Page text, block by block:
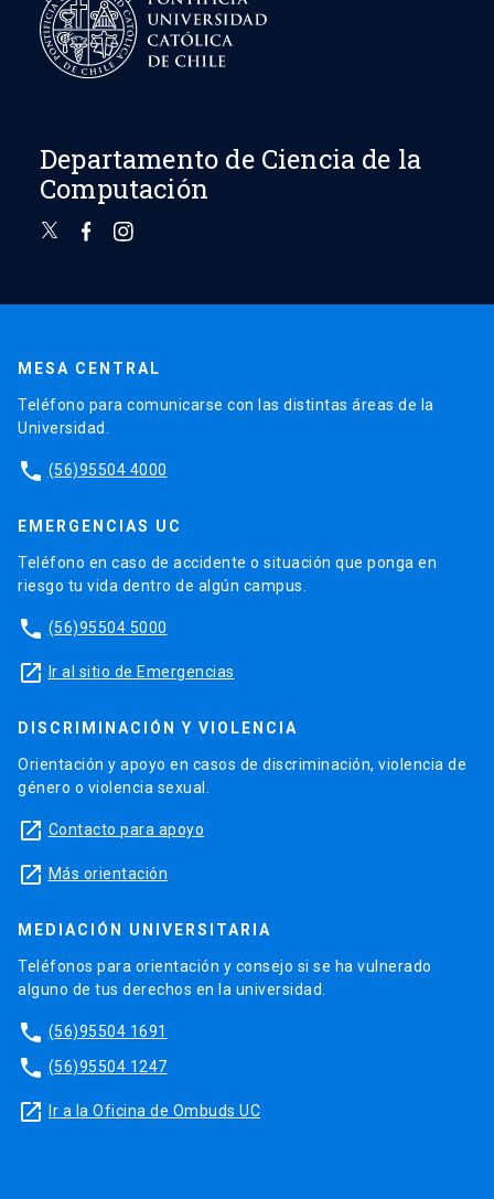
Departamento de Ciencia de la
Computación
MESA CENTRAL
Teléfono para comunicarse con las distintas áreas de la
Universidad.
phone (56)95504 4000
EMERGENCIAS UC
Teléfono en caso de accidente o situación que ponga en
riesgo tu vida dentro de algún campus.
phone (56)95504 5000
launch Ir al sitio de Emergencias
DISCRIMINACIÓN Y VIOLENCIA
Orientación y apoyo en casos de discriminación, violencia de
género o violencia sexual.
launch Contacto para apoyo
launch Más orientación
MEDIACIÓN UNIVERSITARIA
Teléfonos para orientación y consejo si se ha vulnerado
alguno de tus derechos en la universidad.
phone (56)95504 1691
phone (56)95504 1247
launch Ir a la Oficina de Ombuds UC